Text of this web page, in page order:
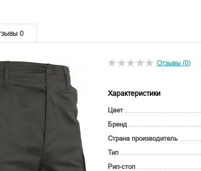
0
Отзывы (0)
Характеристики
Цвет
Бренд
Страна производитель
Тип
Рип-стоп